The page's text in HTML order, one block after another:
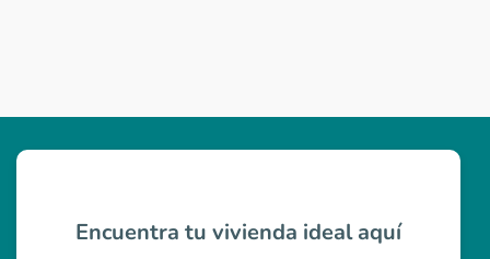
Encuentra tu vivienda ideal aquí